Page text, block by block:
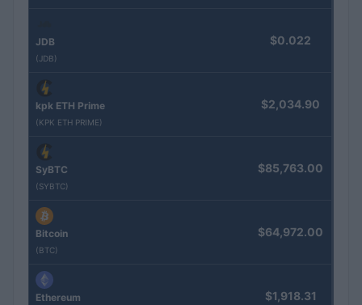
JDB
(JDB)
$0.022
kpk ETH Prime
(KPK ETH PRIME)
$2,034.90
SyBTC
(SYBTC)
$85,763.00
Bitcoin
(BTC)
$64,972.00
Ethereum $1,918.31